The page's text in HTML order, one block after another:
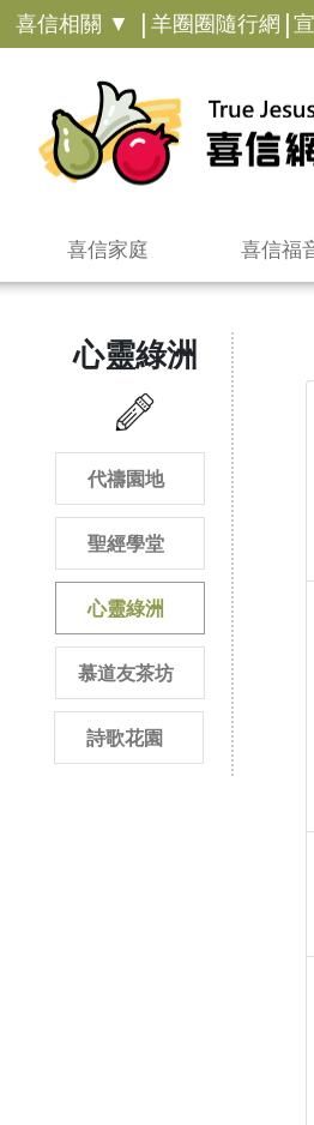
喜信相關 ▼ | 羊圈圈隨行網 |
喜信家庭 喜信福
心靈綠洲
代禱園地
聖經學堂
心靈綠洲
慕道友茶坊
詩歌花園